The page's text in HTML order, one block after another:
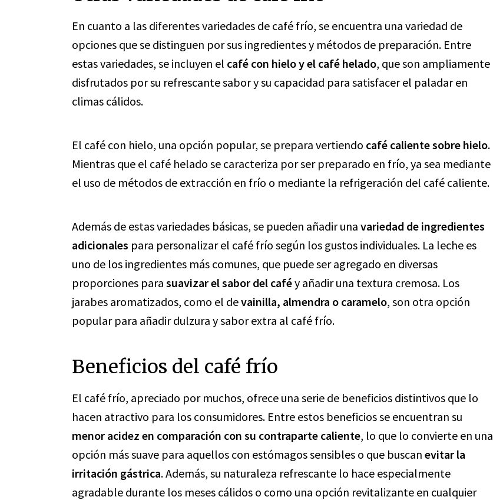
En cuanto a las diferentes variedades de café frío, se encuentra una variedad de
opciones que se distinguen por sus ingredientes y métodos de preparación. Entre
estas variedades, se incluyen el café con hielo y el café helado, que son ampliamente
disfrutados por su refrescante sabor y su capacidad para satisfacer el paladar en
climas cálidos.
El café con hielo, una opción popular, se prepara vertiendo café caliente sobre hielo.
Mientras que el café helado se caracteriza por ser preparado en frío, ya sea mediante
el uso de métodos de extracción en frío o mediante la refrigeración del café caliente.
Además de estas variedades básicas, se pueden añadir una variedad de ingredientes
adicionales para personalizar el café frío según los gustos individuales. La leche es
uno de los ingredientes más comunes, que puede ser agregado en diversas
proporciones para suavizar el sabor del caféy añadir una textura cremosa. Los
jarabes aromatizados, como el devainilla, almendra o caramelo, son otra opción
popular para añadir dulzura y sabor extra al café frío.
Beneficios del café frío
El café frío, apreciado por muchos, ofrece una serie de beneficios distintivos que lo
hacen atractivo para los consumidores. Entre estos beneficios se encuentran su
menor acidez en comparación con su contraparte caliente, lo que lo convierte en una
opción más suave para aquellos con estómagos sensibles o que buscan evitar la
irritación gástrica. Además, su naturaleza refrescante lo hace especialmente
agradable durante los meses cálidos o como una opción revitalizante en cualquier